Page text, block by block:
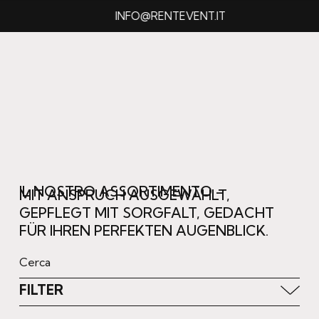
INFO@RENTEVENT.IT
IL NOSTRO ASSORTIMENTO –
MIT ANSPRUCH AUSGEWÄHLT,
GEPFLEGT MIT SORGFALT, GEDACHT
FÜR IHREN PERFEKTEN AUGENBLICK.
FILTER